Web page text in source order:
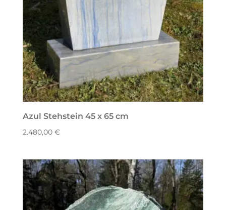
Azul Stehstein 45 x 65 cm
2.480,00 €